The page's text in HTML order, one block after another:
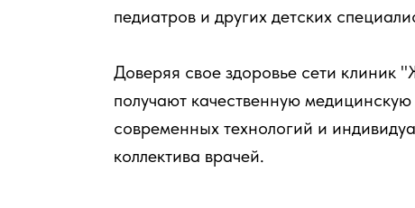
педиатров и других детских
Доверяя свое здоровье сети
получают качественную
современных технологий и
коллектива врачей.